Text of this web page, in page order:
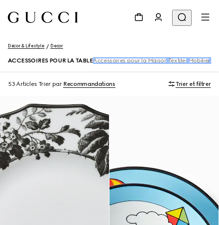
Décor & Lifestyle Decor
ACCESSOIRES POUR LA TABLE Accessoires pour la Maison Textiles Mobilier
53 Articles Trier par Recommandations Trier et filtrer